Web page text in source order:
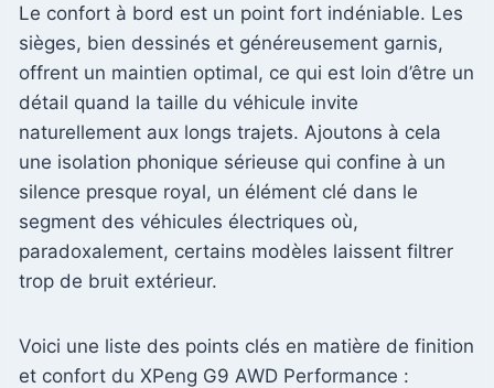
Le confort à bord est un point fort indéniable. Les
sièges, bien dessinés et généreusement garnis,
offrent un maintien optimal, ce qui est loin d’être un
détail quand la taille du véhicule invite
naturellement aux longs trajets. Ajoutons à cela
une isolation phonique sérieuse qui confine à un
silence presque royal, un élément clé dans le
segment des véhicules électriques où,
paradoxalement, certains modèles laissent filtrer
trop de bruit extérieur.
Voici une liste des points clés en matière de finition
et confort du XPeng G9 AWD Performance :